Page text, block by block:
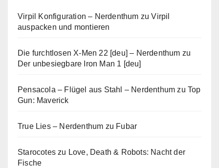
Virpil Konfiguration – Nerdenthum zuVirpil
auspacken und montieren
Die furchtlosen X-Men 22 [deu] – Nerdenthum zu
Der unbesiegbare Iron Man 1 [deu]
Pensacola – Flügel aus Stahl – Nerdenthum zuTop
Gun: Maverick
True Lies – Nerdenthum zu Fubar
Starocotes zu Love, Death & Robots: Nacht der
Fische